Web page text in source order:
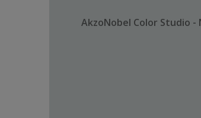
AkzoNobel Color Studio